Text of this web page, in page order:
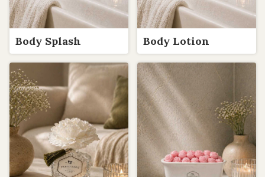
Body Splash Body Lotion